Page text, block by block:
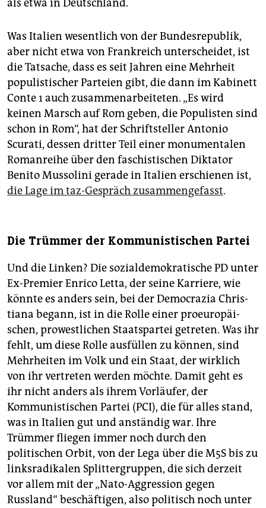
als etwa in Deutschland.
Was Italien wesentlich von der Bundesrepublik,
aber nicht etwa von Frankreich unterscheidet, ist
die Tatsache, dass es seit Jahren eine Mehrheit
populistischer Parteien gibt, die dann im Kabinett
Conte 1 auch zusammenarbeiteten. „Es wird
keinen Marsch auf Rom geben, die Populisten sind
schon in Rom“, hat der Schriftsteller Antonio
Scurati, dessen dritter Teil einer monumentalen
Romanreihe über den faschistischen Diktator
Benito Mussolini gerade in Italien erschienen ist,
die Lage im taz-Gespräch zusammengefasst.
Die Trümmer der Kommunistischen Partei
Und die Linken? Die sozialdemokratische PD unter
Ex-Premier Enrico Letta, der seine Karriere, wie
könnte es anders sein, bei der Democrazia Chris­
tia­na begann, ist in die Rolle einer pro­euro­päi­
schen, prowestlichen Staatspartei getreten. Was ihr
fehlt, um diese Rolle ausfüllen zu können, sind
Mehrheiten im Volk und ein Staat, der wirklich
von ihr vertreten werden möchte. Damit geht es
ihr nicht anders als ihrem Vorläufer, der
Kommunistischen Partei (PCI), die für alles stand,
was in Italien gut und anständig war. Ihre
Trümmer fliegen immer noch durch den
politischen Orbit, von der Lega über die M5S bis zu
linksradikalen Splittergruppen, die sich derzeit
vor allem mit der „Nato-Aggression gegen
Russland“ beschäftigen, also politisch noch unter